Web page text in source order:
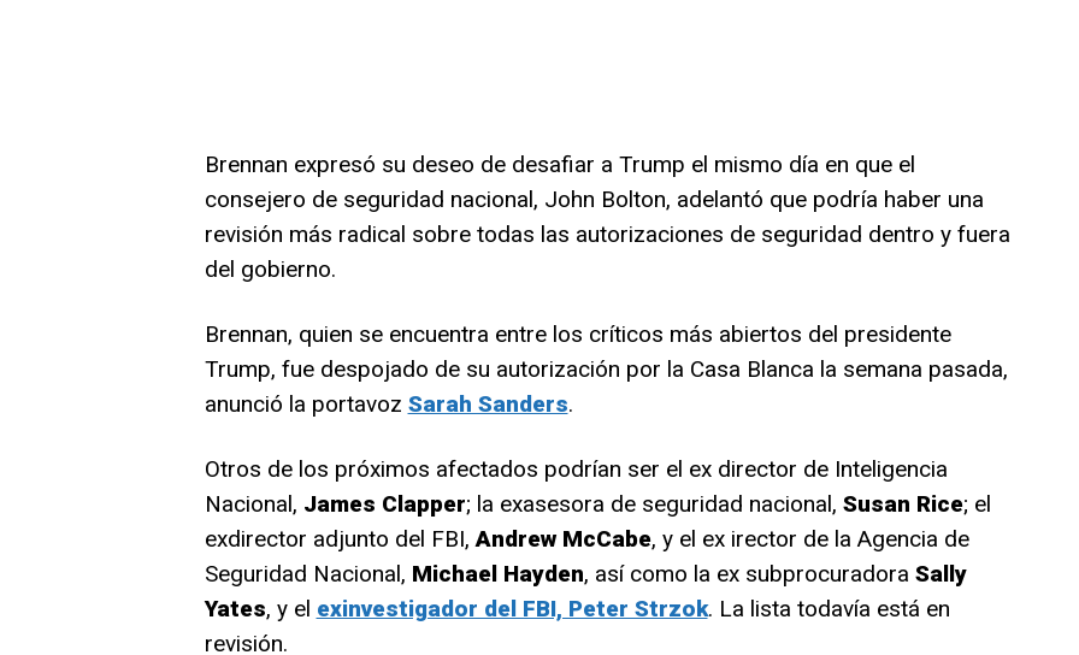
Brennan expresó su deseo de desafiar a Trump el mismo día en que el
consejero de seguridad nacional, John Bolton, adelantó que podría haber una
revisión más radical sobre todas las autorizaciones de seguridad dentro y fuera
del gobierno.
Brennan, quien se encuentra entre los críticos más abiertos del presidente
Trump, fue despojado de su autorización por la Casa Blanca la semana pasada,
anunció la portavoz Sarah Sanders.
Otros de los próximos afectados podrían ser el ex director de Inteligencia
Nacional, James Clapper; la exasesora de seguridad nacional, Susan Rice; el
exdirector adjunto del FBI,Andrew McCabe, y el ex irector de la Agencia de
Seguridad Nacional, Michael Hayden, así como la ex subprocuradora Sally
Yates, y el exinvestigador del FBI, Peter Strzok. La lista todavía está en
revisión.